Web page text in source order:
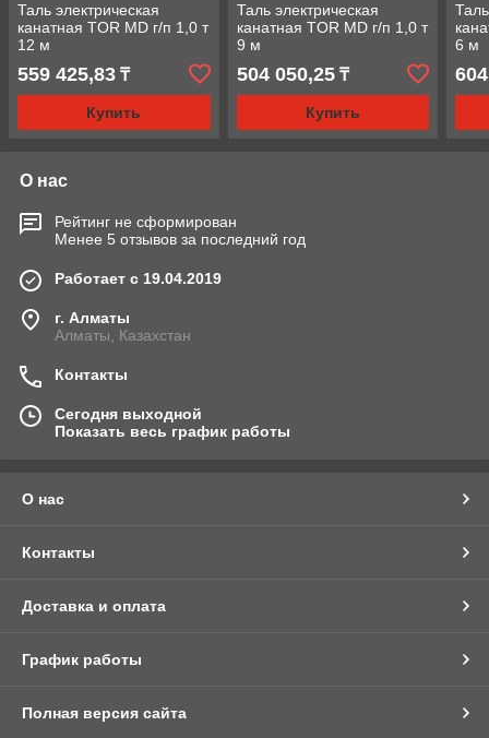
Таль электрическая
канатная TOR MD г/п 1,0 т
12 м
559 425,83 ₸
Купить
Таль электрическая
канатная TOR MD г/п 1,0 т
9 м
504 050,25₸
Купить
6 м
О нас
Рейтинг не сформирован
Менее 5 отзывов за последний год
Работает с 19.04.2019
г. Алматы
Алматы, Казахстан
Контакты
Сегодня выходной
Показать весь график работы
О нас
Контакты
Доставка и оплата
График работы
Полная версия сайта